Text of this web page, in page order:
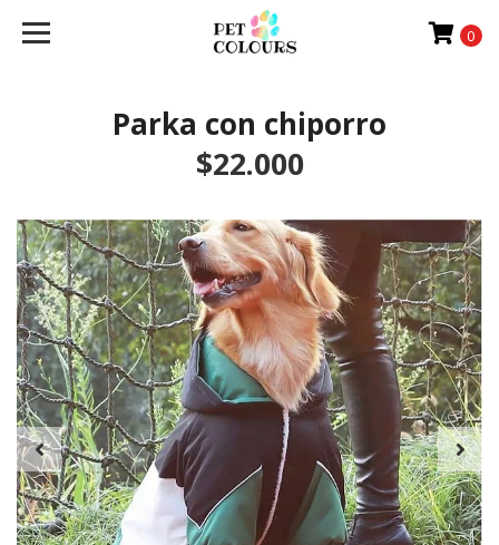
0
Parka con chiporro
$22.000